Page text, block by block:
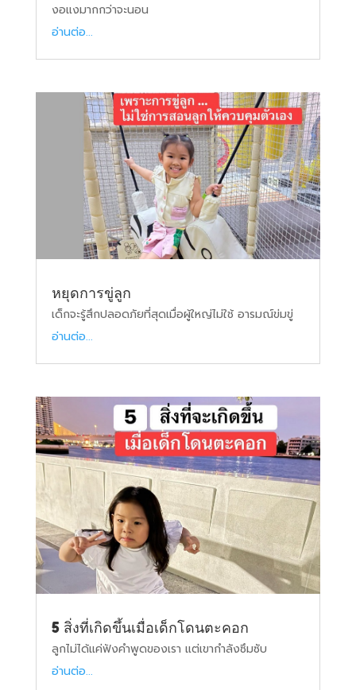
งอแงมากกว่าจะนอน
อ่านต่อ...
หยุดการขู่ลูก
เด็กจะรู้สึกปลอดภัยที่สุดเมื่อผู้ใหญ่ไม่ใช้ อารมณ์ข่มขู่
อ่านต่อ...
5 สิ่งที่เกิดขึ้นเมื่อเด็กโดนตะคอก
ลูกไม่ได้แค่ฟังคำพูดของเรา แต่เขากำลังซึมซับ
อ่านต่อ...